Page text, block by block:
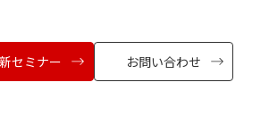
セミナー お問い合わせ